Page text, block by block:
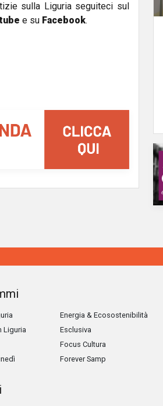
sulla Liguria seguiteci sul
e su Facebook.
Liguria
Energia & Ecosostenibilità
Esclusiva
Focus Cultura
Forever Samp